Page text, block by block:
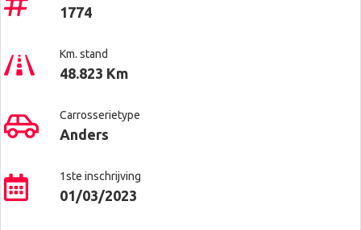
1774
Km. stand
48.823 Km
Carrosserietype
Anders
1ste inschrijving
01/03/2023